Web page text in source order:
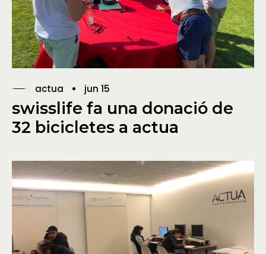
actua jun 15
swisslife fa una donació de
32 bicicletes a actua